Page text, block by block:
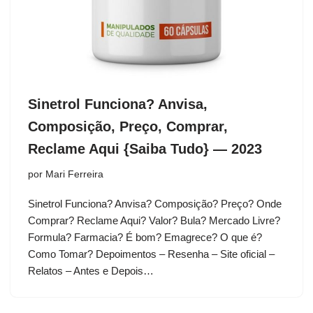
Sinetrol Funciona? Anvisa,
Composição, Preço, Comprar,
Reclame Aqui {Saiba Tudo} — 2023
por Mari Ferreira
Sinetrol Funciona? Anvisa? Composição? Preço? Onde
Comprar? Reclame Aqui? Valor? Bula? Mercado Livre?
Formula? Farmacia? É bom? Emagrece? O que é?
Como Tomar? Depoimentos – Resenha – Site oficial –
Relatos – Antes e Depois…